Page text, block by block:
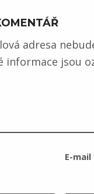
adresa
informace jsou
E-mail